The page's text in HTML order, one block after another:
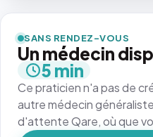
SANS RENDEZ-VOUS
Un médecin
5 min
Ce praticien n'a pas de
autre médecin
d'attente Qare, où que